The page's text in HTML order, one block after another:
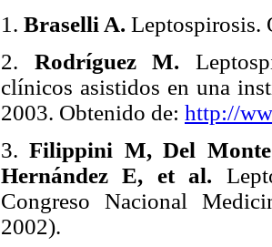
1. Braselli A. Leptospirosis.
2. Rodríguez M.
clínicos asistidos en una
2003. Obtenido de: http://
3.Filippini M, Del
Hernández E, et al.
Congreso Nacional
2002).